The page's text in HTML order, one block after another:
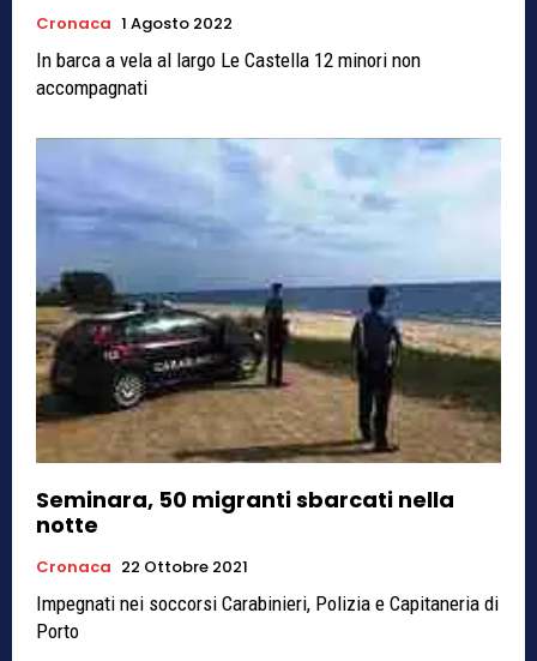
Cronaca 1 Agosto 2022
In barca a vela al largo Le Castella 12 minori non
accompagnati
Seminara, 50 migranti sbarcati nella
notte
Cronaca 22 Ottobre 2021
Impegnati nei soccorsi Carabinieri, Polizia e Capitaneria di
Porto